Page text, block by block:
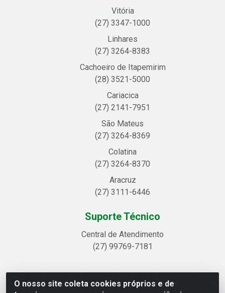
O nosso site coleta cookies próprios e de
Vitória
(27) 3347-1000
Linhares
(27) 3264-8383
Cachoeiro de Itapemirim
(28) 3521-5000
Cariacica
(27) 2141-7951
São Mateus
(27) 3264-8369
Colatina
(27) 3264-8370
Aracruz
(27) 3111-6446
Suporte Técnico
Central de Atendimento
(27) 99769-7181
Linhavix Distribuidora LTDA - Avenida Alegre, 2521 -